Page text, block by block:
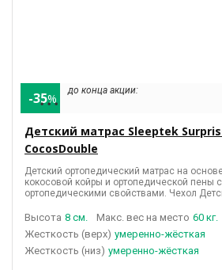
-35%
до конца акции:
Детский матрас Sleeptek
CocosDouble
Детский ортопедический матрас на
кокосовой койры и ортопедической пены
ортопедическими свойствами. Чехол
Высота 8 см. Макс. вес на место 60 кг.
(верх) умеренно-жёсткая
(низ) умеренно-жёсткая